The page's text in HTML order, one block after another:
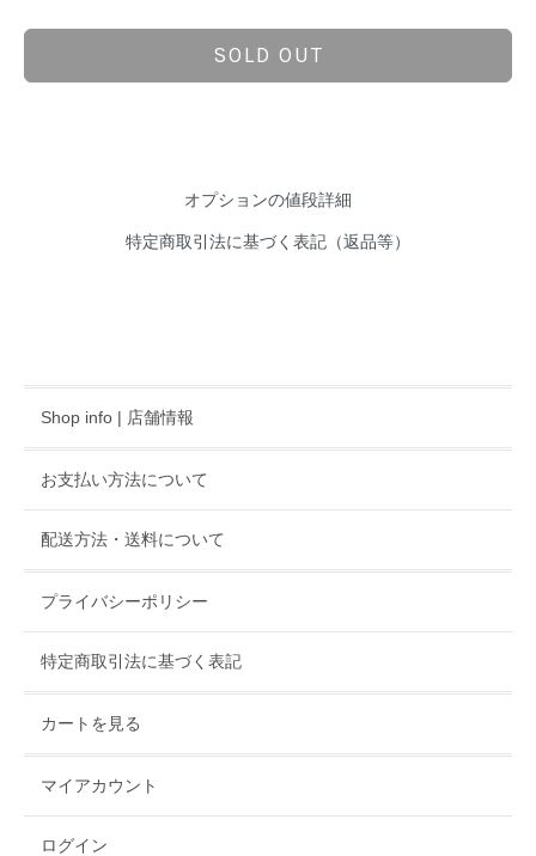
SOLD OUT
オプションの値段詳細
特定商取引法に基づく表記（返品等）
Shop info | 店舗情報
お支払い方法について
配送方法・送料について
プライバシーポリシー
特定商取引法に基づく表記
カートを見る
マイアカウント
ログイン